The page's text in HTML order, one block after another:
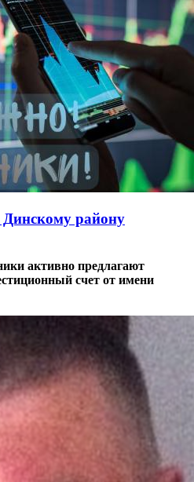
району
активно предлагают
счет от имени